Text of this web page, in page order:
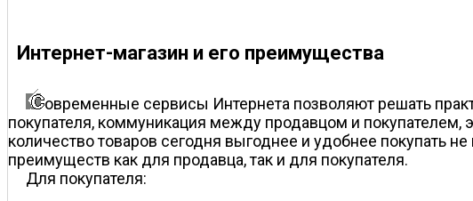
Интернет-магазин и его преимущества
овременные сервисы Интернета позволяют решать
покупателя, коммуникация между продавцом и покупателем,
количество товаров сегодня выгоднее и удобнее покупать
преимуществ как для продавца, так и для покупателя.
Для покупателя: